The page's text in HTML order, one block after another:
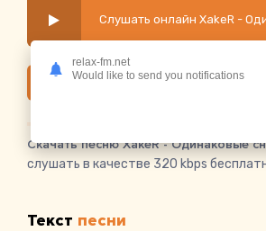
Слушать онлайн XakeR -
Скачать
Скачать песню XakeR - Одинаковые
слушать в качестве 320 kbps
Текст песни
relax-fm.net
Would like to send you notifications